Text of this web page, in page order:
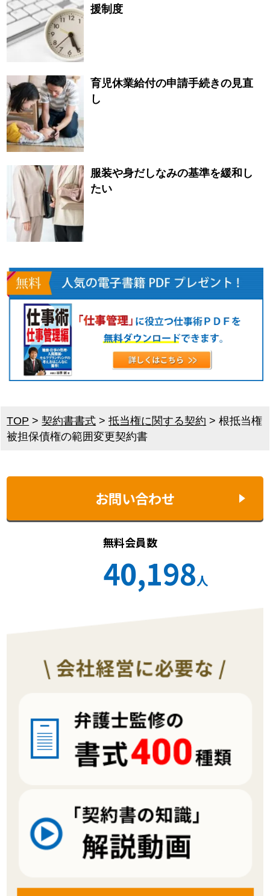
援制度
育児休業給付の申請手続きの見直
し
服装や身だしなみの基準を緩和し
たい
TOP >契約書書式 >抵当権に関する契約 >根抵当権
被担保債権の範囲変更契約書
お問い合わせ
無料会員数
40,198人